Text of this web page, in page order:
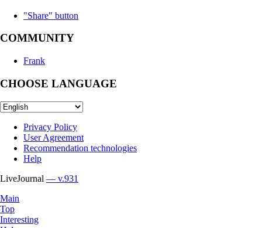
"Share" button
COMMUNITY
Frank
CHOOSE LANGUAGE
Privacy Policy
User Agreement
Recommendation technologies
Help
LiveJournal — v.931
Main
Top
Interesting